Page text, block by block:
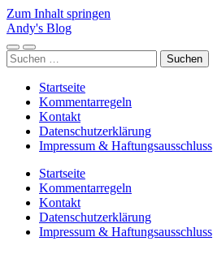
Zum Inhalt springen
Andy's Blog
Mobile-
Menü
Suchfeld
ein-/ausblenden
Suchen
nach:
Startseite
Kommentarregeln
Kontakt
Datenschutzerklärung
Impressum & Haftungsausschluss
Startseite
Kommentarregeln
Kontakt
Datenschutzerklärung
Impressum & Haftungsausschluss